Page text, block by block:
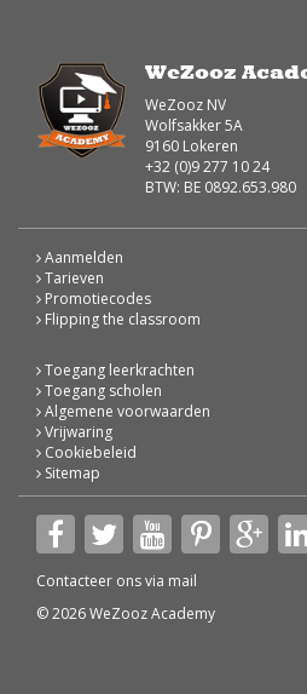
WeZooz
WeZooz NV
Wolfsakker 5A
9160 Lokeren
+32 (0)9 277 10 24
BTW: BE 0892.653.980
Aanmelden
Tarieven
Promotiecodes
Flipping the classroom
Toegang leerkrachten
Toegang scholen
Algemene voorwaarden
Vrijwaring
Cookiebeleid
Sitemap
Contacteer ons via mail
© 2026 WeZooz Academy